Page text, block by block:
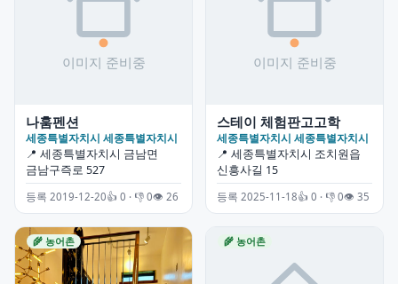
나훔펜션
세종특별자치시 세종특별자치시
📍 세종특별자치시 금남면
금남구즉로 527
등록 2019-12-20👍 0 · 👎 0👁 26
스테이 체험판고고학
세종특별자치시 세종특별자치시
📍 세종특별자치시 조치원읍
신흥사길 15
등록 2025-11-18👍 0 · 👎 0👁 35
🌾 농어촌 🌾 농어촌